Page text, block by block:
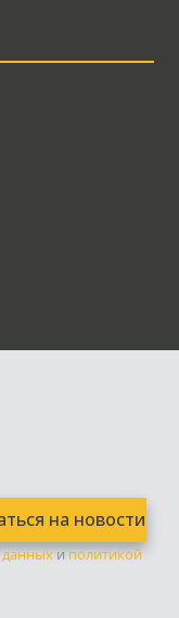
иполитикой